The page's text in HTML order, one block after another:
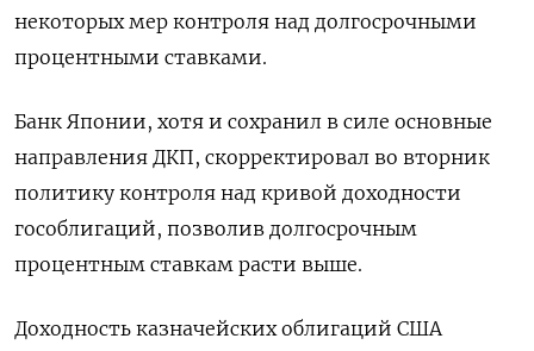
некоторых мер контроля над долгосрочными
процентными ставками.
Банк Японии, хотя и сохранил в силе основные
направления ДКП, скорректировал во вторник
политику контроля над кривой доходности
гособлигаций, позволив долгосрочным
процентным ставкам расти выше.
Доходность казначейских облигаций США